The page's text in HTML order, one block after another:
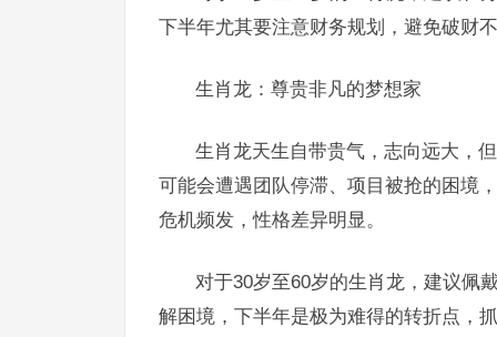
下半年尤其要注意财务规划，避免破财
生肖龙：尊贵非凡的梦想家
生肖龙天生自带贵气，志向远大，
可能会遭遇团队停滞、项目被抢的困境
危机频发，性格差异明显。
对于30岁至60岁的生肖龙，建议佩
解困境，下半年是极为难得的转折点，